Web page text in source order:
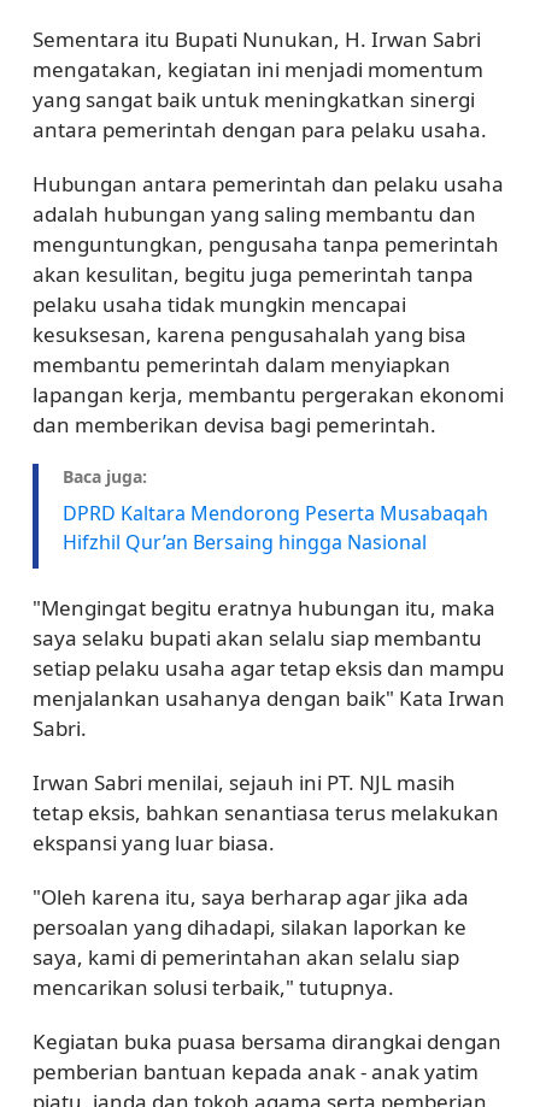
Sementara itu Bupati Nunukan, H. Irwan Sabri
mengatakan, kegiatan ini menjadi momentum
yang sangat baik untuk meningkatkan sinergi
antara pemerintah dengan para pelaku usaha.
Hubungan antara pemerintah dan pelaku usaha
adalah hubungan yang saling membantu dan
menguntungkan, pengusaha tanpa pemerintah
akan kesulitan, begitu juga pemerintah tanpa
pelaku usaha tidak mungkin mencapai
kesuksesan, karena pengusahalah yang bisa
membantu pemerintah dalam menyiapkan
lapangan kerja, membantu pergerakan ekonomi
dan memberikan devisa bagi pemerintah.
Baca juga:
DPRD Kaltara Mendorong Peserta Musabaqah
Hifzhil Qur’an Bersaing hingga Nasional
"Mengingat begitu eratnya hubungan itu, maka
saya selaku bupati akan selalu siap membantu
setiap pelaku usaha agar tetap eksis dan mampu
menjalankan usahanya dengan baik" Kata Irwan
Sabri.
Irwan Sabri menilai, sejauh ini PT. NJL masih
tetap eksis, bahkan senantiasa terus melakukan
ekspansi yang luar biasa.
"Oleh karena itu, saya berharap agar jika ada
persoalan yang dihadapi, silakan laporkan ke
saya, kami di pemerintahan akan selalu siap
mencarikan solusi terbaik," tutupnya.
Kegiatan buka puasa bersama dirangkai dengan
pemberian bantuan kepada anak - anak yatim